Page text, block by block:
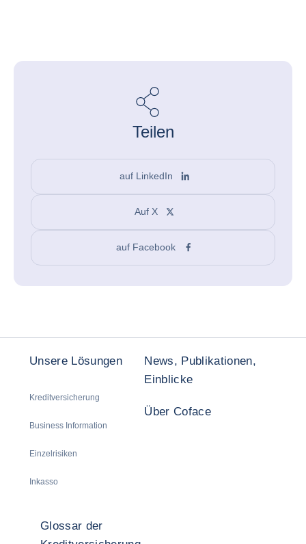
Teilen
auf LinkedIn
Auf X
auf Facebook
Unsere Lösungen
Kreditversicherung
Business Information
Einzelrisiken
Inkasso
News, Publikationen,
Einblicke
Über Coface
Glossar der